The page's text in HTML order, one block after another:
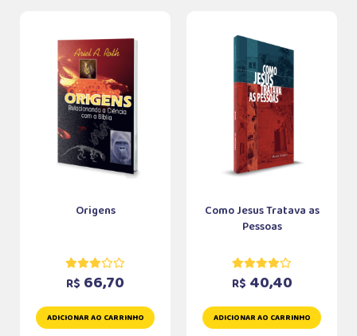
Origens
R$ 66,70
ADICIONAR AO CARRINHO
Como Jesus Tratava as
Pessoas
R$ 40,40
ADICIONAR AO CARRINHO